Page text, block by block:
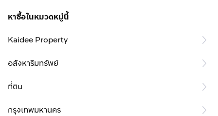
หาซื้อในหมวดหมู่นี้
Kaidee Property
อสังหาริมทรัพย์
ที่ดิน
กรุงเทพมหานคร